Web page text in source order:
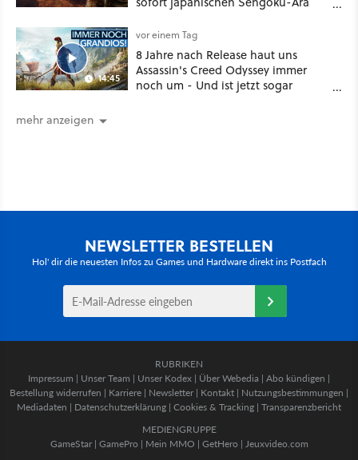
oder Diplomatie
14:45
vor einem Tag
8 Jahre nach Release haut uns
Assassin's Creed Odyssey immer
noch um - Und ist jetzt sogar
mehr anzeigen
NEWSLETTER BESTELLEN
Hol' dir die neuesten Infos zu Games und Hardware direkt ins Postfach
RUBRIKEN
Impressum | Unser Team | Unser Kodex | Über Webedia | Abo kündigen |
Bestellung widerrufen | Karriere | Newsletter | Kontakt | Nutzungsbestimmungen |
Mediadaten | Datenschutzerklärung | Cookies & Tracking | Transparenzbericht
MEDIENGRUPPE
GameStar| GamePro | Mein MMO | GetHero | Jeuxvideo.com